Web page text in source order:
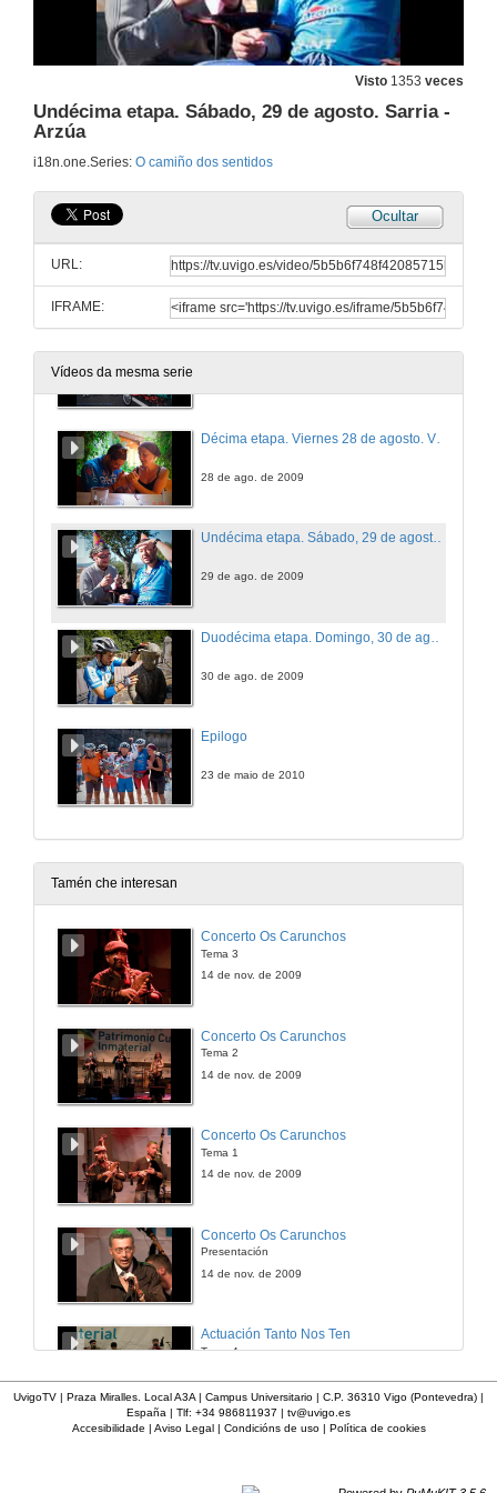
Visto 1353 veces
Undécima etapa. Sábado, 29 de agosto. Sarria -
Arzúa
i18n.one.Series: O camiño dos sentidos
Ocultar
URL:
IFRAME:
Vídeos da mesma serie
26 de ago. de 2009
28 de ago. de 2009
Undécima etapa. Sábado, 29 de agosto. Sarria - Arzúa
29 de ago. de 2009
30 de ago. de 2009
Epilogo
23 de maio de 2010
Tamén che interesan
Concerto Os Carunchos
Tema 3
14 de nov. de 2009
Concerto Os Carunchos
Tema 2
14 de nov. de 2009
Concerto Os Carunchos
Tema 1
14 de nov. de 2009
Concerto Os Carunchos
Presentación
14 de nov. de 2009
Actuación Tanto Nos Ten
Tema 4
Actuación Tanto Nos Ten
UvigoTV | Praza Miralles. Local A3A | Campus Universitario | C.P. 36310 Vigo (Pontevedra) |
España | Tlf: +34 986811937 | tv@uvigo.es
Accesibilidade | Aviso Legal| Condicións de uso| Política de cookies